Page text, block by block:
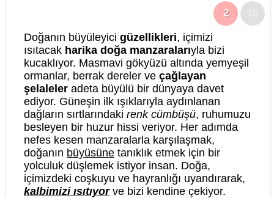
2
Doğanın büyüleyici güzellikleri, içimizi
ısıtacak harika doğa manzaralarıyla bizi
kucaklıyor. Masmavi gökyüzü altında yemyeşil
ormanlar, berrak dereler ve çağlayan
şelaleler adeta büyülü bir dünyaya davet
ediyor. Güneşin ilk ışıklarıyla aydınlanan
dağların sırtlarındaki renk cümbüşü, ruhumuzu
besleyen bir huzur hissi veriyor. Her adımda
nefes kesen manzaralarla karşılaşmak,
doğanın büyüsüne tanıklık etmek için bir
yolculuk düşlemek istiyor insan. Doğa,
içimizdeki coşkuyu ve hayranlığı uyandırarak,
kalbimizi ısıtıyorve bizi kendine çekiyor.